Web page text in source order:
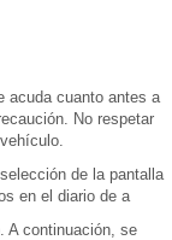
acuda cuanto antes a
No respetar
de la pantalla
en el diario de a
A continuación, se